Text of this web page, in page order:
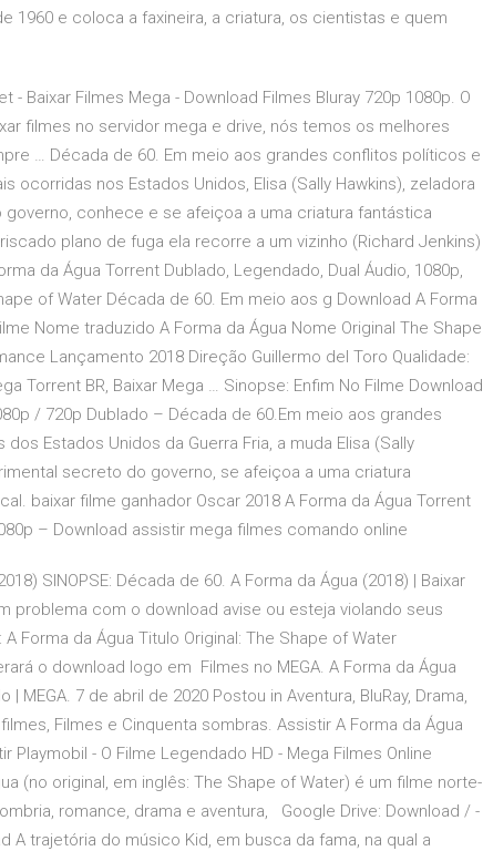
1960 e coloca a faxineira, a criatura, os cientistas e quem
- Baixar Filmes Mega - Download Filmes Bluray 720p 1080p. O
filmes no servidor mega e drive, nós temos os melhores
… Década de 60. Em meio aos grandes conflitos políticos e
nos Estados Unidos, Elisa (Sally Hawkins), zeladora
conhece e se afeiçoa a uma criatura fantástica
plano de fuga ela recorre a um vizinho (Richard Jenkins)
da Água Torrent Dublado, Legendado, Dual Áudio, 1080p,
of Water Década de 60. Em meio aos g Download A Forma
Nome traduzido A Forma da Água Nome Original The Shape
Lançamento 2018 Direção Guillermo del Toro Qualidade:
Torrent BR, Baixar Mega … Sinopse: Enfim No Filme Download
/ 720p Dublado – Década de 60.Em meio aos grandes
Estados Unidos da Guerra Fria, a muda Elisa (Sally
secreto do governo, se afeiçoa a uma criatura
baixar filme ganhador Oscar 2018 A Forma da Água Torrent
– Download assistir mega filmes comando online
SINOPSE: Década de 60. A Forma da Água (2018) | Baixar
problema com o download avise ou esteja violando seus
Forma da Água Titulo Original: The Shape of Water
o download logo em Filmes no MEGA. A Forma da Água
| MEGA. 7 de abril de 2020 Postou in Aventura, BluRay, Drama,
Filmes e Cinquenta sombras. Assistir A Forma da Água
Playmobil - O Filme Legendado HD - Mega Filmes Online
(no original, em inglês: The Shape of Water) é um filme norte-
romance, drama e aventura, Google Drive: Download / -
A trajetória do músico Kid, em busca da fama, na qual a